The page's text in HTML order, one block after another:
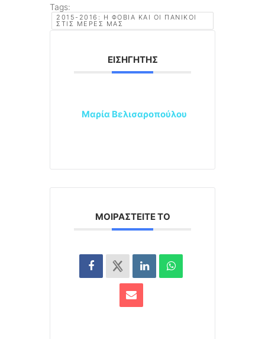
Tags:
2015-2016: Η ΦΟΒΊΑ ΚΑΙ ΟΙ ΠΑΝΙΚΟΊ
ΣΤΙΣ ΜΈΡΕΣ ΜΑΣ
ΕΙΣΗΓΗΤΉΣ
Μαρία Βελισαροπούλου
ΜΟΙΡΑΣΤΕΊΤΕ ΤΟ